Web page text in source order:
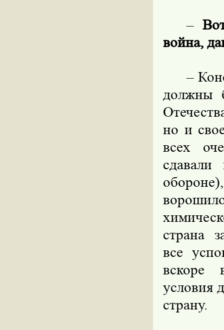
–
война,
–
должны
но и
всех
страна
все
вскоре
условия
страну.